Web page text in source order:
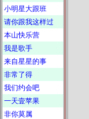
小明星大跟班
请你跟我这样过
本山快乐营
我是歌手
来自星星的事
非常了得
我们约会吧
一天壹苹果
非你莫属